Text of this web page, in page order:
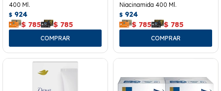
400 Ml.
$ 924
$ 785 $ 785
Niacinamida 400 Ml.
$ 924
$ 785 $ 785